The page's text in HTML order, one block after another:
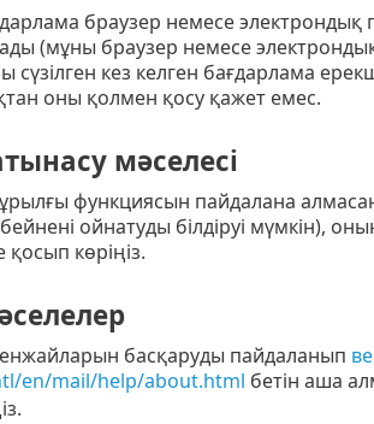
браузер немесе
(мұны браузер немесе
кез келген бағдарлама
оны қолмен қосу қажет емес.
мәселесі
функциясын пайдалана
ойнатуды білдіруі мүмкін),
көріңіз.
басқаруды пайдаланып
en/mail/help/about.html бетін аша